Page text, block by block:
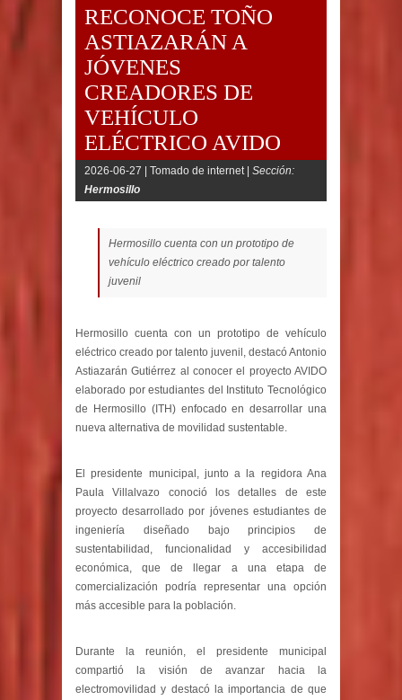
RECONOCE TOÑO
ASTIAZARÁN A
JÓVENES
CREADORES DE
VEHÍCULO
ELÉCTRICO AVIDO
2026-06-27 | Tomado de internet | Sección:
Hermosillo
Hermosillo cuenta con un prototipo de
vehículo eléctrico creado por talento
juvenil
Hermosillo cuenta con un prototipo de vehículo
eléctrico creado por talento juvenil, destacó Antonio
Astiazarán Gutiérrez al conocer el proyecto AVIDO
elaborado por estudiantes del Instituto Tecnológico
de Hermosillo (ITH) enfocado en desarrollar una
nueva alternativa de movilidad sustentable.
El presidente municipal, junto a la regidora Ana
Paula Villalvazo conoció los detalles de este
proyecto desarrollado por jóvenes estudiantes de
ingeniería diseñado bajo principios de
sustentabilidad, funcionalidad y accesibilidad
económica, que de llegar a una etapa de
comercialización podría representar una opción
más accesible para la población.
Durante la reunión, el presidente municipal
compartió la visión de avanzar hacia la
electromovilidad y destacó la importancia de que